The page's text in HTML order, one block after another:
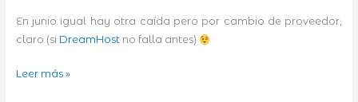
En junio igual hay otra caída pero por cambio de proveedor,
claro (si DreamHostno falla antes)
EBDT
Leer más »